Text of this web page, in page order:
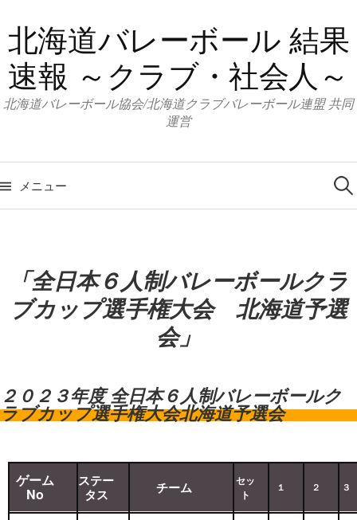
ン
テ
ン
ツ
キ
ッ
北海道バレーボール 結果
速報 ～クラブ・社会人～
北海道バレーボール協会/北海道クラブバレーボール連盟 共同
運営
メニュー
検
索:
「全日本６人制バレーボールクラ
ブカップ選手権大会 北海道予選
会」
２０２３年度 全日本６人制バレーボールク
ラブカップ選手権大会北海道予選会
ゲーム
No
ステー
タス
チーム
セッ
ト
１ ２ ３